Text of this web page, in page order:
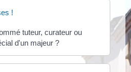
!
tuteur, curateur ou
d'un majeur ?